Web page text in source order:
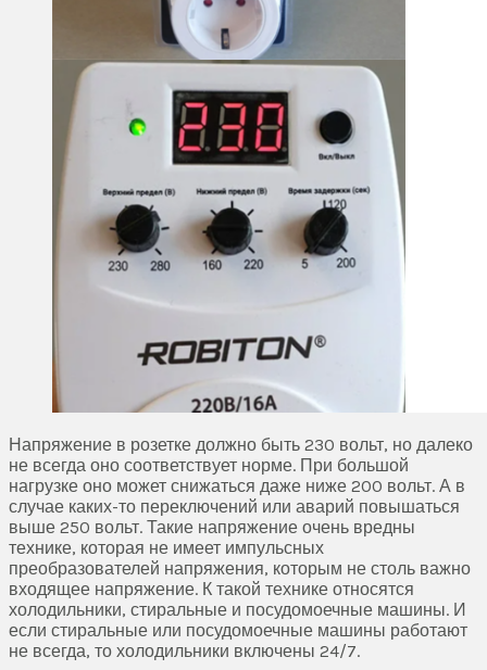
Напряжение в розетке должно быть 230 вольт, но далеко
не всегда оно соответствует норме. При большой
нагрузке оно может снижаться даже ниже 200 вольт. А в
случае каких-то переключений или аварий повышаться
выше 250 вольт. Такие напряжение очень вредны
технике, которая не имеет импульсных
преобразователей напряжения, которым не столь важно
входящее напряжение. К такой технике относятся
холодильники, стиральные и посудомоечные машины. И
если стиральные или посудомоечные машины работают
не всегда, то холодильники включены 24/7.